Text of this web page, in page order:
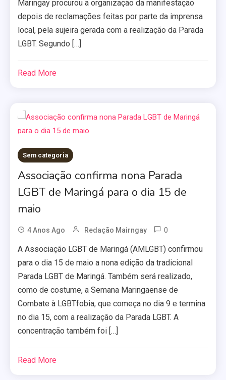
Maringay procurou a organização da manifestação
depois de reclamações feitas por parte da imprensa
local, pela sujeira gerada com a realização da Parada
LGBT. Segundo […]
Read More
Sem categoria
Associação confirma nona Parada
LGBT de Maringá para o dia 15 de
maio
4 Anos Ago Redação Mairngay 0
A Associação LGBT de Maringá (AMLGBT) confirmou
para o dia 15 de maio a nona edição da tradicional
Parada LGBT de Maringá. Também será realizado,
como de costume, a Semana Maringaense de
Combate à LGBTfobia, que começa no dia 9 e termina
no dia 15, com a realização da Parada LGBT. A
concentração também foi […]
Read More